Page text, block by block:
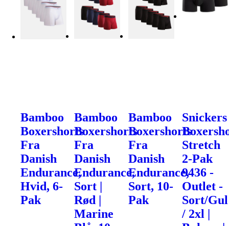
Bamboo
Boxershorts
Fra
Danish
Endurance,
Hvid, 6-
Pak
Bamboo
Boxershorts
Fra
Danish
Endurance,
Sort |
Rød |
Marine
Bamboo
Boxershorts
Fra
Danish
Endurance,
Sort, 10-
Pak
Snickers
Stretch
2-Pak
9436 -
Outlet -
Sort/Gul
/ 2xl |